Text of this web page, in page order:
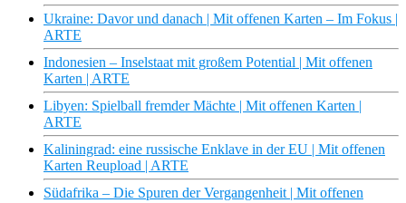
Ukraine: Davor und danach | Mit offenen Karten – Im Fokus |
ARTE
Indonesien – Inselstaat mit großem Potential | Mit offenen
Karten | ARTE
Libyen: Spielball fremder Mächte | Mit offenen Karten |
ARTE
Kaliningrad: eine russische Enklave in der EU | Mit offenen
Karten Reupload | ARTE
Südafrika – Die Spuren der Vergangenheit | Mit offenen